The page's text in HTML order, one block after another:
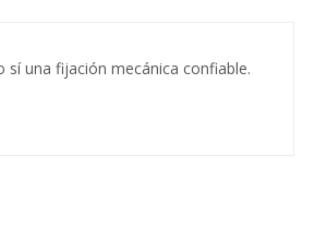
una fijación mecánica confiable.